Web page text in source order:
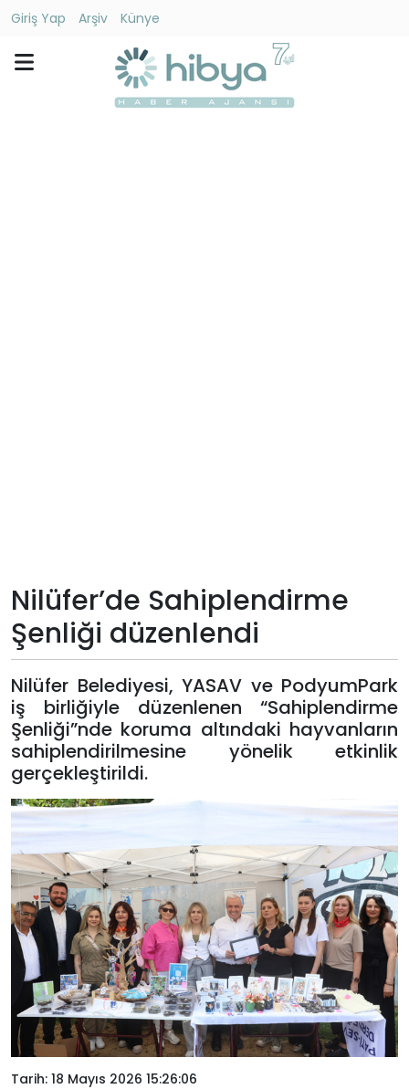
Giriş Yap Arşiv
Künye
Künye
Giriş
Yap
Nilüfer’de Sahiplendirme
Şenliği düzenlendi
Nilüfer Belediyesi, YASAV ve PodyumPark
iş birliğiyle düzenlenen “Sahiplendirme
Şenliği”nde koruma altındaki hayvanların
sahiplendirilmesine yönelik etkinlik
gerçekleştirildi.
Tarih: 18 Mayıs 2026 15:26:06